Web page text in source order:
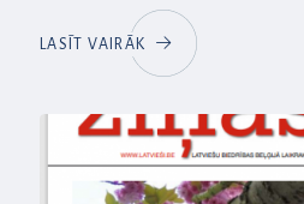
LASĪT VAIRĀK